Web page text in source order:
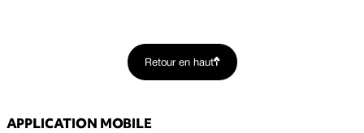
Retour en haut
APPLICATION MOBILE